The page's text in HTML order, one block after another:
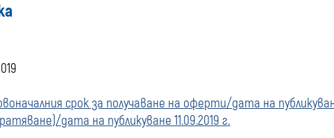
поръчки,
стартирани
срок за получаване на оферти/дата на
дата на публикуване 11.09.2019 г.